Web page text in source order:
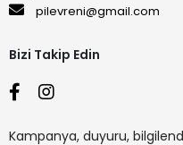
pilevreni@gmail.com
Bizi Takip Edin
Kampanya, duyuru,